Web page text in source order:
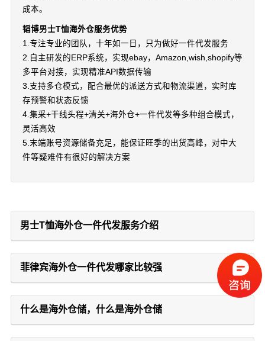
成本。
韬博男士T恤海外仓服务优势
1.专注专业的团队，十年如一日，只为做好一件代发服务
2.自主研发的ERP系统，实现ebay，Amazon,wish,shopify等
多平台对接，实现精准API数据传输
3.支持多仓模式，配合最优的派送方式和物流渠道，实时库
存预警和状态反馈
4.集采+干线头程+清关+海外仓+一件代发等多种组合模式，
灵活高效
5.末端账号资源储备充足，能保证旺季的出货高峰，对中大
件等疑难件有很好的解决方案
男士T恤海外仓一件代发服务介绍
菲律宾海外仓一件代发哪家比较强
什么是海外仓储，什么是海外仓储